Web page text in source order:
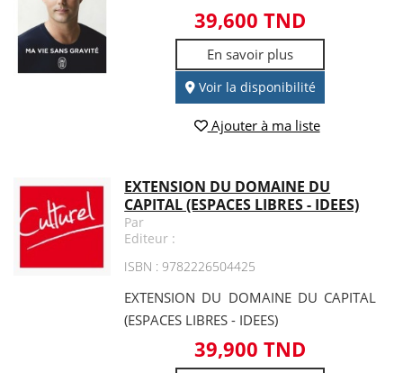
39,600 TND
En savoir plus
Voir la disponibilité
Ajouter à ma liste
EXTENSION DU DOMAINE DU
CAPITAL (ESPACES LIBRES - IDEES)
Par
Editeur :
ISBN : 9782226504425
EXTENSION DU DOMAINE DU CAPITAL
(ESPACES LIBRES - IDEES)
39,900 TND